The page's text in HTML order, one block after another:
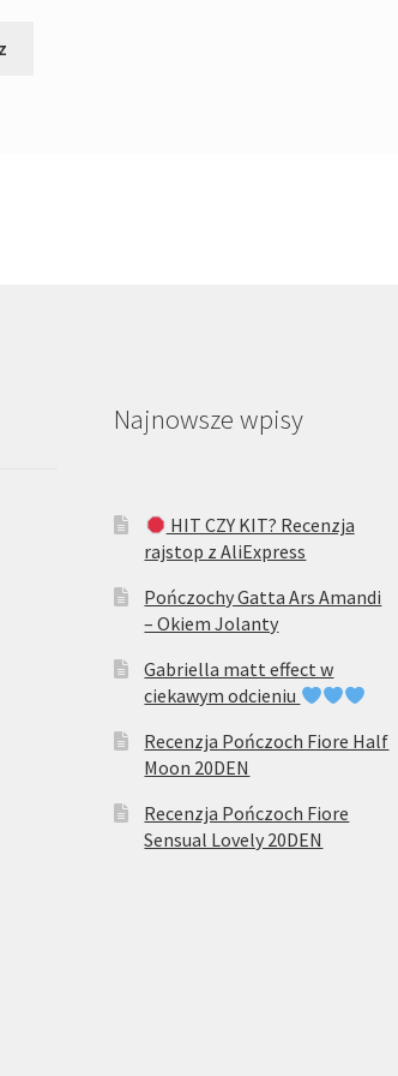
Najnowsze wpisy
HIT CZY KIT? Recenzja
rajstop z AliExpress
Pończochy Gatta Ars Amandi
– Okiem Jolanty
Gabriella matt effect w
ciekawym odcieniu
Recenzja Pończoch Fiore Half
Moon 20DEN
Recenzja Pończoch Fiore
Sensual Lovely 20DEN